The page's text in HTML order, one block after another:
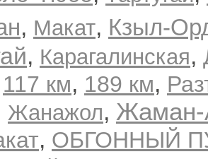
, Макат, Кзыл-
, Карагалинская,
117 км, 189 км,
Жанажол,
, ОБГОННЫЙ